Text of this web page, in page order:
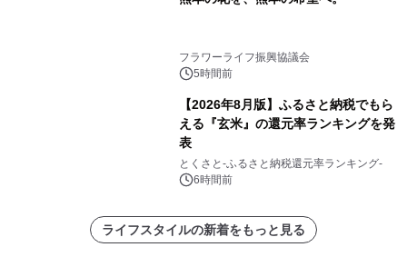
フラワーライフ振興協議会
5時間前
【2026年8月版】ふるさと納税でもら
える『玄米』の還元率ランキングを発
表
とくさと-ふるさと納税還元率ランキング-
6時間前
ライフスタイルの新着をもっと見る